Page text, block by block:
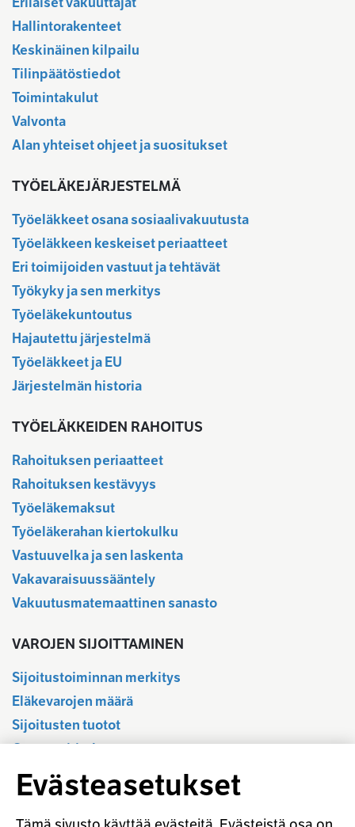
Hallintorakenteet
Keskinäinen kilpailu
Tilinpäätöstiedot
Toimintakulut
Valvonta
Alan yhteiset ohjeet ja suositukset
TYÖELÄKEJÄRJESTELMÄ
Työeläkkeet osana sosiaalivakuutusta
Työeläkkeen keskeiset periaatteet
Eri toimijoiden vastuut ja tehtävät
Työkyky ja sen merkitys
Työeläkekuntoutus
Hajautettu järjestelmä
Työeläkkeet ja EU
Järjestelmän historia
TYÖELÄKKEIDEN RAHOITUS
Rahoituksen periaatteet
Rahoituksen kestävyys
Työeläkemaksut
Työeläkerahan kiertokulku
Vastuuvelka ja sen laskenta
Vakavaraisuussääntely
Vakuutusmatemaattinen sanasto
VAROJEN SIJOITTAMINEN
Sijoitustoiminnan merkitys
Eläkevarojen määrä
Sijoitusten tuotot
Osavuositiedot
Tilastotietokanta
Sijoitustoiminnan sääntely
Vastuullinen sijoittaminen
Evästeasetukset